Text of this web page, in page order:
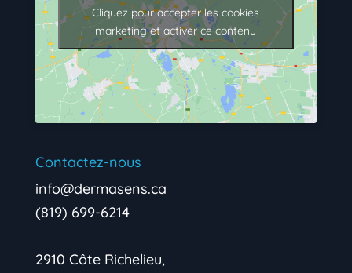
Cliquez pour accepter les cookies
marketing et activer ce contenu
Contactez-nous
info@dermasens.ca
(819) 699-6214
2910 Côte Richelieu,